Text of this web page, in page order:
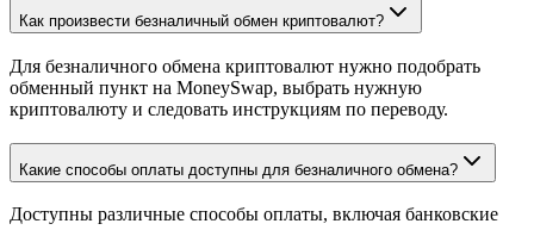
Как произвести безналичный обмен криптовалют?
Для безналичного обмена криптовалют нужно подобрать
обменный пункт на MoneySwap, выбрать нужную
криптовалюту и следовать инструкциям по переводу.
Какие способы оплаты доступны для безналичного обмена?
Доступны различные способы оплаты, включая банковские